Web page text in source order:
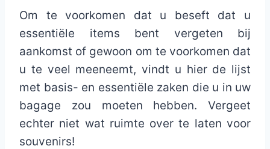
Om te voorkomen dat u beseft dat u
essentiële items bent vergeten bij
aankomst of gewoon om te voorkomen dat
u te veel meeneemt, vindt u hier de lijst
met basis- en essentiële zaken die u in uw
bagage zou moeten hebben. Vergeet
echter niet wat ruimte over te laten voor
souvenirs!